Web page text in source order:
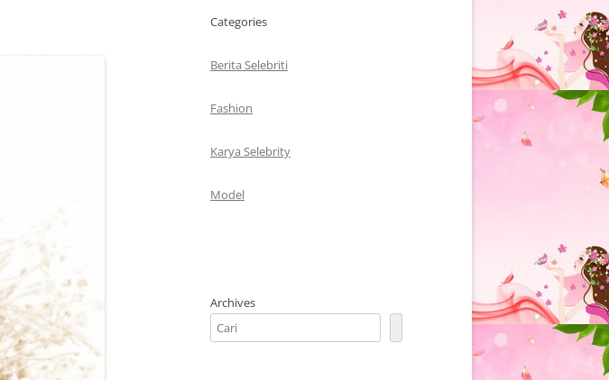
Categories
Berita Selebriti
Fashion
Karya Selebrity
Model
Archives